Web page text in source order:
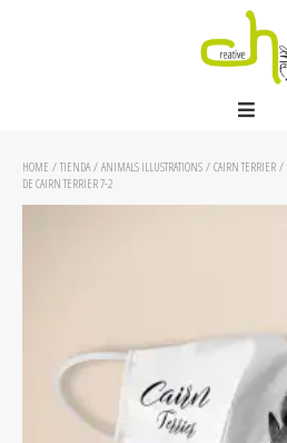
HOME / TIENDA/ ANIMALS ILLUSTRATIONS / CAIRN TERRIER /
DE CAIRN TERRIER 7-2